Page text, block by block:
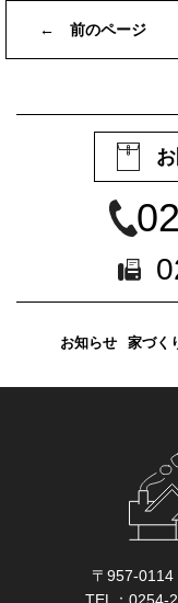
← 前のページ
お知らせ 家づく
〒957-